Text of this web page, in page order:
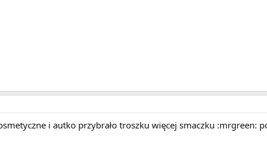
i autko przybrało troszku więcej smaczku :mrgreen: